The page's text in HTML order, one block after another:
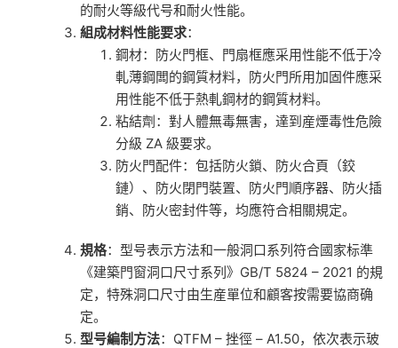
的耐火等級代号和耐火性能。
組成材料性能要求：
鋼材：防火門框、門扇框應采用性能不低于冷
軋薄鋼闆的鋼質材料，防火門所用加固件應采
用性能不低于熱軋鋼材的鋼質材料。
粘結劑：對人體無毒無害，達到産煙毒性危險
分級 ZA 級要求。
防火門配件：包括防火鎖、防火合頁（鉸
鏈）、防火閉門裝置、防火門順序器、防火插
銷、防火密封件等，均應符合相關規定。
規格：型号表示方法和一般洞口系列符合國家标準
《建築門窗洞口尺寸系列》GB/T 5824 – 2021 的規
定，特殊洞口尺寸由生産單位和顧客按需要協商确
定。
型号編制方法：QTFM – 挫徑 – A1.50，依次表示玻